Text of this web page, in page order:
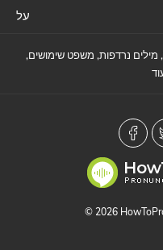
על
משמעויות, מילים נרדפות, משפט שימושים,